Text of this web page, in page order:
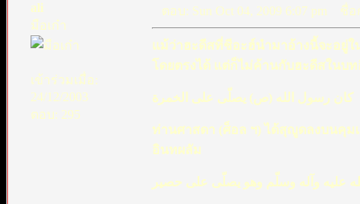
ali
มือเก๋า
เข้าร่วมเมื่อ:
24/12/2003
ตอบ: 295
ตอบ: Sun Oct 04, 2009 6:07 pm ชื่อ
แม้ว่าฮะดีสที่ชีอะฮ์นำมาอ้างนี้จะอยู่
โดยตรงได้ แต่ก็ไม่ค้านกับฮะดีสในบ
كان رسول الله (ص) يصلّى على الخمرة
ท่านศาสดา (ศ็อล ฯ) ได้สุญูดลงบนคุม
อินทผลัม
عليه وآله وسلّم وهو يصلّى على حصير